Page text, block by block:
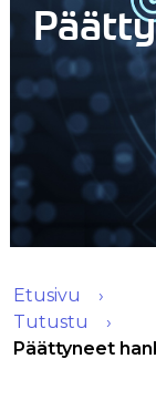
Etusivu
Tutustu
Päättyneet